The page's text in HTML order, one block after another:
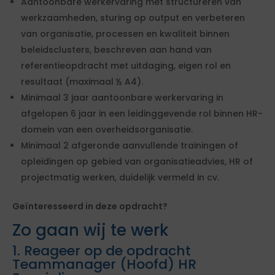
werkzaamheden, sturing op output en verbeteren
van organisatie, processen en kwaliteit binnen
beleidsclusters, beschreven aan hand van
referentieopdracht met uitdaging, eigen rol en
resultaat (maximaal ½ A4).
Minimaal 3 jaar aantoonbare werkervaring in
afgelopen 6 jaar in een leidinggevende rol binnen HR-
domein van een overheidsorganisatie.
Minimaal 2 afgeronde aanvullende trainingen of
opleidingen op gebied van organisatieadvies, HR of
projectmatig werken, duidelijk vermeld in cv.
Geïnteresseerd in deze opdracht?
Zo gaan wij te werk
1. Reageer op de opdracht
Teammanager (Hoofd) HR